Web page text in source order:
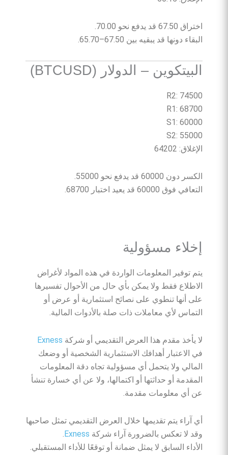
اختراق 67.50 قد يدفع نحو 70.00.
البقاء دونها قد يبقيه بين 67.50–65.70.
البيتكوين – الدولار (BTCUSD)
R2: 74500
R1: 68700
S1: 60000
S2: 55000
الإغلاق: 64202
الكسر دون 60000 قد يدفع نحو 55000.
التعافي فوق 60000 قد يعيد اختبار 68700.
إخلاء مسؤولية
يتم توفير المعلومات الواردة في هذه المواد لأغراض
الاطلاع فقط ولا يمكن بأي حال من الأحوال تفسيرها
على أنها تنطوي على نصائح استثمارية أو عرض أو
التماس لأي معاملات ذات صلة بالأدوات المالية.
لا يأخذ مقدم هذا العرض التقديمي أو شركة Exness
في الاعتبار أهدافك الاستثمارية الشخصية أو وضعك
المالي ولا يتحمل أي مسؤولية تجاه دقة المعلومات
المقدمة أو حداثتها أو اكتمالها، ولا عن أي خسارة تنشأ
عن أي معلومات مقدمة.
أي آراء يتم تقديمها خلال العرض التقديمي تمثل صاحبها
وقد لا تعكس بالضرورة آراء شركة Exness
.
الأداء السابق لا يمثل ضمانة أو توقعًا للأداء المستقبلي.